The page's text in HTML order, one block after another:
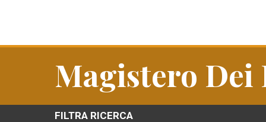
Magistero
FILTRA RICERCA